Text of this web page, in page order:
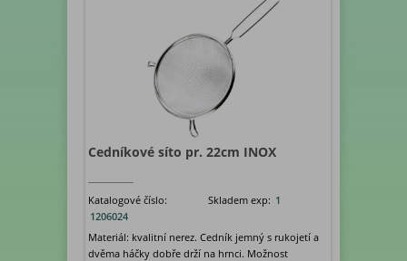
Cedníkové síto pr. 22cm INOX
Katalogové číslo:
1206024
Skladem exp: 1
Materiál: kvalitní nerez. Cedník jemný s rukojetí a
dvěma háčky dobře drží na hrnci. Možnost